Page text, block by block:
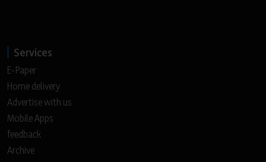
Services
E-Paper
Home delivery
Advertise with us
Mobile Apps
feedback
Archive